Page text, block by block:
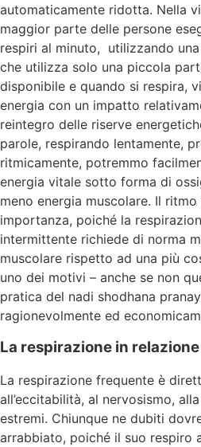
automaticamente ridotta. Nella
maggior parte delle persone
respiri al minuto, utilizzando
che utilizza solo una piccola
disponibile e quando si respira,
energia con un impatto
reintegro delle riserve
parole, respirando lentamente,
ritmicamente, potremmo
energia vitale sotto forma di
meno energia muscolare. Il
importanza, poiché la
intermittente richiede di norma
muscolare rispetto ad una più
uno dei motivi – anche se non
pratica del nadi shodhana
ragionevolmente ed
La respirazione in
La respirazione frequente è
all’eccitabilità, al nervosismo,
estremi. Chiunque ne dubiti
arrabbiato, poiché il suo respiro